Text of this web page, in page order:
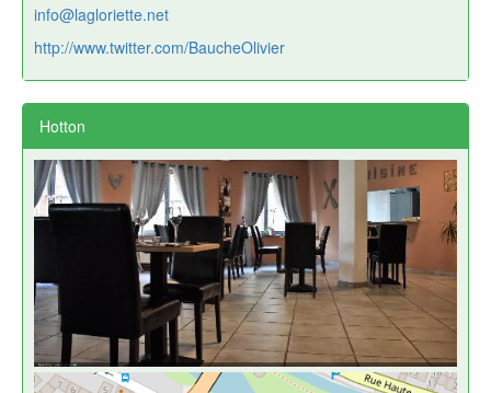
info@lagloriette.net
http://www.twitter.com/BaucheOlivier
Hotton